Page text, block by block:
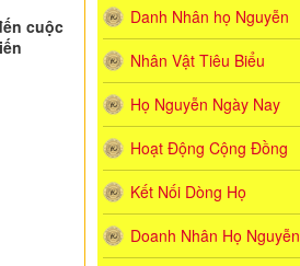
cuộc
Danh Nhân họ Nguyễn
Nhân Vật Tiêu Biểu
Họ Nguyễn Ngày Nay
Hoạt Động Cộng Đồng
Kết Nối Dòng Họ
Doanh Nhân Họ Nguyễn